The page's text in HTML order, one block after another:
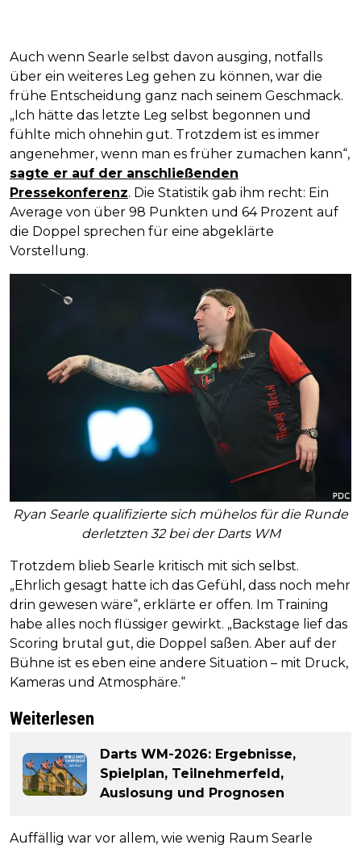
Auch wenn Searle selbst davon ausging, notfalls
über ein weiteres Leg gehen zu können, war die
frühe Entscheidung ganz nach seinem Geschmack.
„Ich hätte das letzte Leg selbst begonnen und
fühlte mich ohnehin gut. Trotzdem ist es immer
angenehmer, wenn man es früher zumachen kann“,
sagte er auf der anschließenden
Pressekonferenz. Die Statistik gab ihm recht: Ein
Average von über 98 Punkten und 64 Prozent auf
die Doppel sprechen für eine abgeklärte
Vorstellung.
Ryan Searle qualifizierte sich mühelos für die Runde
derletzten 32 bei der Darts WM
Trotzdem blieb Searle kritisch mit sich selbst.
„Ehrlich gesagt hatte ich das Gefühl, dass noch mehr
drin gewesen wäre“, erklärte er offen. Im Training
habe alles noch flüssiger gewirkt. „Backstage lief das
Scoring brutal gut, die Doppel saßen. Aber auf der
Bühne ist es eben eine andere Situation – mit Druck,
Kameras und Atmosphäre.“
Weiterlesen
Darts WM-2026: Ergebnisse,
Spielplan, Teilnehmerfeld,
Auslosung und Prognosen
Auffällig war vor allem, wie wenig Raum Searle